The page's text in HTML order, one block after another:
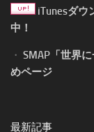
iTunesダウ
中！
・ SMAP「世界
めページ
最新記事